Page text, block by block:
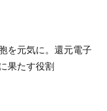
を元気に。還元電子
果たす役割